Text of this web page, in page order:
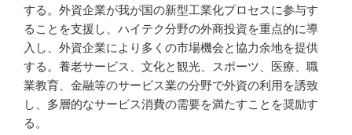
する。外資企業が我が国の新型工業化プロセスに参与す
ることを支援し、ハイテク分野の外商投資を重点的に導
入し、外資企業により多くの市場機会と協力余地を提供
する。養老サービス、文化と観光、スポーツ、医療、職
業教育、金融等のサービス業の分野で外資の利用を誘致
し、多層的なサービス消費の需要を満たすことを奨励す
る。